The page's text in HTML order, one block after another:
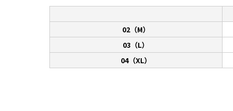
02（M）
03（L）
04（XL）